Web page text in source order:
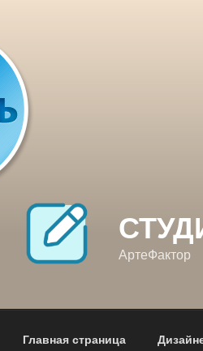
АртеФактор
Главная страница